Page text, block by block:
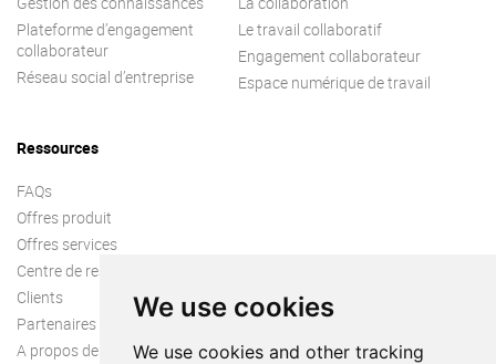
We use cookies
We use cookies and other tracking
Plateforme d’engagement
collaborateur
Réseau social d’entreprise
Le travail collaboratif
Engagement collaborateur
Espace numérique de travail
Ressources
FAQs
Offres produit
Offres services
Centre de ressources
Clients
Partenaires
A propos de nous